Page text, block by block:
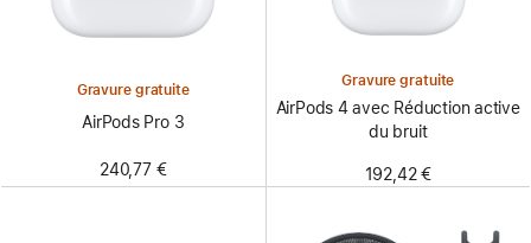
Gravure gratuite
AirPods Pro 3
240,77 €
Gravure gratuite
AirPods 4 avec Réduction active
du bruit
192,42 €